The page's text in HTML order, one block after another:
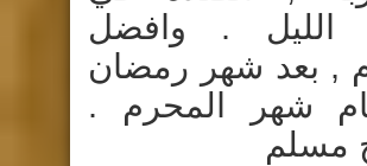
. وافضل
, بعد شهر رمضان
شهر المحرم .
مسلم